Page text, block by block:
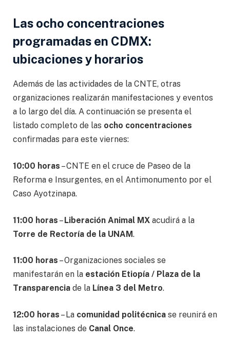
Las ocho concentraciones
programadas en CDMX:
ubicaciones y horarios
Además de las actividades de la CNTE, otras
organizaciones realizarán manifestaciones y eventos
a lo largo del día. A continuación se presenta el
listado completo de las ocho concentraciones
confirmadas para este viernes:
10:00 horas – CNTE en el cruce de Paseo de la
Reforma e Insurgentes, en el Antimonumento por el
Caso Ayotzinapa.
11:00 horas –Liberación Animal MX acudirá a la
Torre de Rectoría de la UNAM.
11:00 horas – Organizaciones sociales se
manifestarán en la estación Etiopía / Plaza de la
Transparencia de la Línea 3 del Metro.
12:00 horas – La comunidad politécnica se reunirá en
las instalaciones de Canal Once.